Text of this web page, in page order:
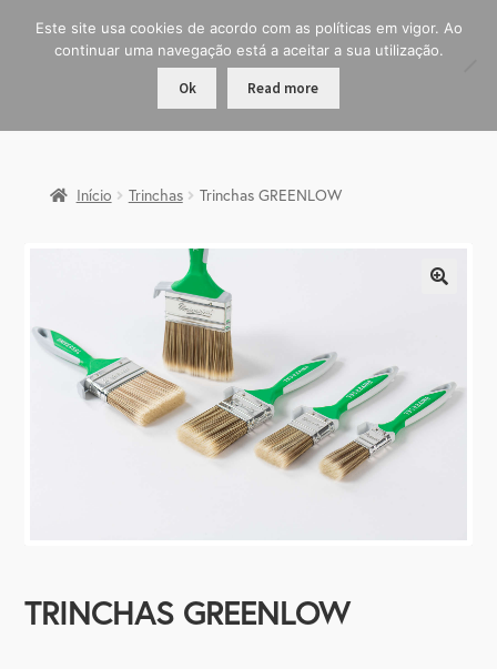
Início Trinchas Trinchas GREENLOW
TRINCHAS GREENLOW
Este site usa cookies de acordo com as políticas em vigor. Ao
continuar uma navegação está a aceitar a sua utilização.
Ok Read more